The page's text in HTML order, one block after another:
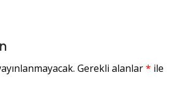
Gerekli alanlar* ile